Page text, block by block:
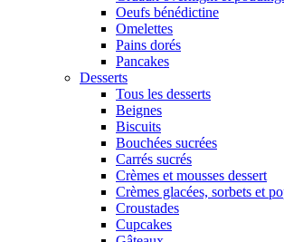
Oeufs bénédictine
Omelettes
Pains dorés
Pancakes
Desserts
Tous les desserts
Beignes
Biscuits
Bouchées sucrées
Carrés sucrés
Crèmes et mousses dessert
Crèmes glacées, sorbets et
Croustades
Cupcakes